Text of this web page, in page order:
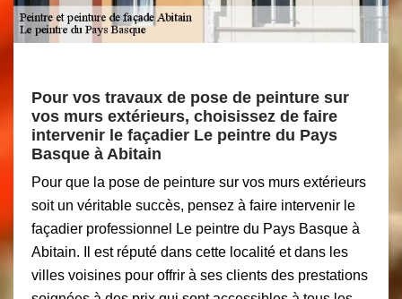
Pour vos travaux de pose de peinture sur
vos murs extérieurs, choisissez de faire
intervenir le façadier Le peintre du Pays
Basque à Abitain
Pour que la pose de peinture sur vos murs extérieurs
soit un véritable succès, pensez à faire intervenir le
façadier professionnel Le peintre du Pays Basque à
Abitain. Il est réputé dans cette localité et dans les
villes voisines pour offrir à ses clients des prestations